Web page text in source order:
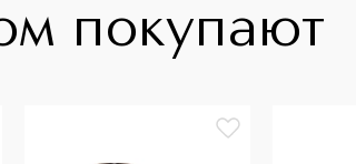
покупают